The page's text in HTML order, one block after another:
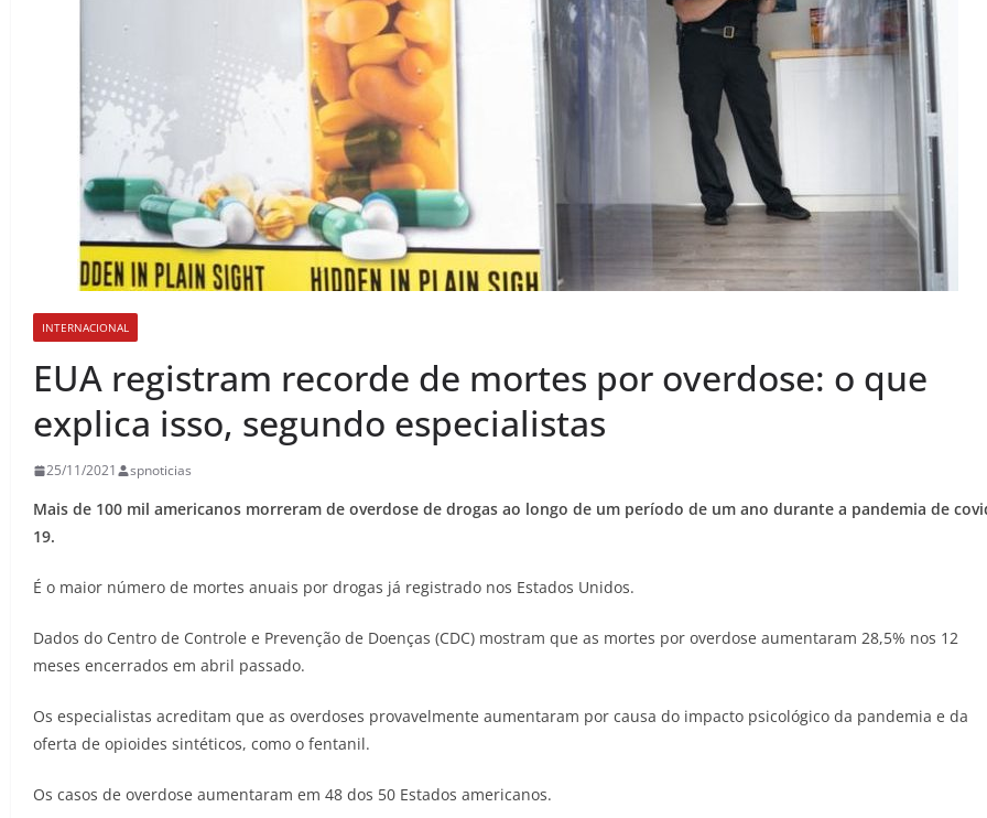
INTERNACIONAL
EUA registram recorde de mortes por overdose: o que
explica isso, segundo especialistas
25/11/2021 spnoticias
Mais de 100 mil americanos morreram de overdose de drogas ao longo de um período de um ano durante a pandemia de
19.
É o maior número de mortes anuais por drogas já registrado nos Estados Unidos.
Dados do Centro de Controle e Prevenção de Doenças (CDC) mostram que as mortes por overdose aumentaram 28,5% nos 12
meses encerrados em abril passado.
Os especialistas acreditam que as overdoses provavelmente aumentaram por causa do impacto psicológico da pandemia e da
oferta de opioides sintéticos, como o fentanil.
Os casos de overdose aumentaram em 48 dos 50 Estados americanos.